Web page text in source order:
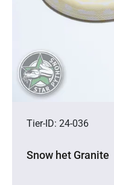
Tier-ID: 24-036
Snow het Granite